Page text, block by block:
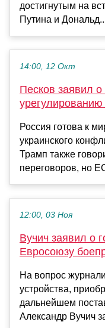
достигнутым на
Путина и
14:00, 12 Окт
Песков заявил о
урегулированию
Россия готова к
украинского
Трамп также
переговоров, но
12:00, 03 Ноя
Вучич заявил о
Евросоюзу
На вопрос
устройства,
дальнейшем
Александр Вучич